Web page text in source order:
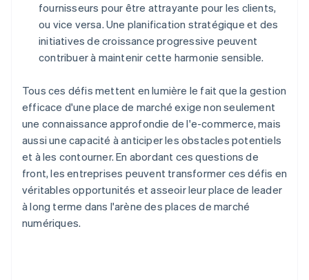
fournisseurs pour être attrayante pour les clients,
ou vice versa. Une planification stratégique et des
initiatives de croissance progressive peuvent
contribuer à maintenir cette harmonie sensible.
Tous ces défis mettent en lumière le fait que la gestion
efficace d'une place de marché exige non seulement
une connaissance approfondie de l'e-commerce, mais
aussi une capacité à anticiper les obstacles potentiels
et à les contourner. En abordant ces questions de
front, les entreprises peuvent transformer ces défis en
véritables opportunités et asseoir leur place de leader
à long terme dans l'arène des places de marché
numériques.